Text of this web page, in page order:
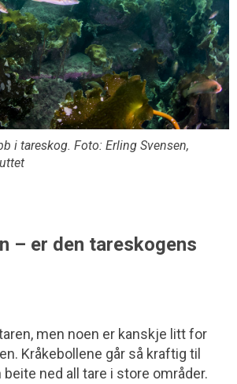
i tareskog. Foto: Erling Svensen,
– er den tareskogens
men noen er kanskje litt for
Kråkebollene går så kraftig til
beite ned all tare i store områder.